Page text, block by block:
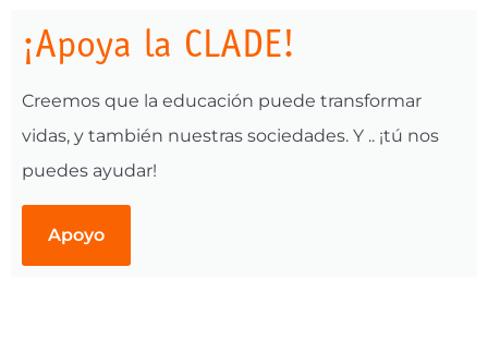
¡Apoya la CLADE!
Creemos que la educación puede transformar
vidas, y también nuestras sociedades. Y .. ¡tú nos
puedes ayudar!
Apoyo